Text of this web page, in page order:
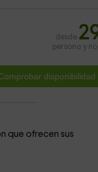
desde
persona y
que ofrecen sus